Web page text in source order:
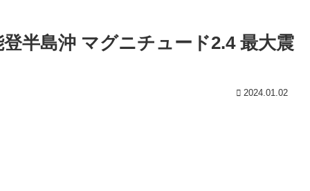
半島沖 マグニチュード2.4 最大震
2024.01.02